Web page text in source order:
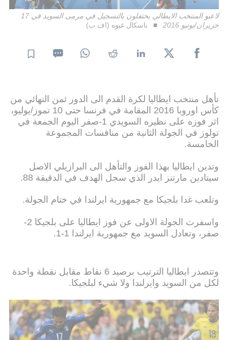
لاعبو المنتخب الايطالي يحتفلون بالتسجيل في مرمى السويد في 17
حزيران/يونيو 2016
باسكال غيوه (اف ب)
تأهل منتخب ايطاليا لكرة القدم الى الدور ثمن النهائي من
كأس اوروبا 2016 المقامة في فرنسا حتى 10 تموز/يوليو،
اثر فوزه على نظيره السويدي 1-صفر اليوم الجمعة في
تولوز في الجولة الثانية من منافسات المجموعة
الخامسة.
وتدين ايطاليا بهذا الفوز والتأهل الى البرازيلي الاصل
سيتادين مارتنز ايدر الذي سجل الهدف في الدقيقة 88.
وتلعب غدا بلجيكا مع جمهورية ايرلندا في ختام الجولة.
واسفرت الجولة الاولى عن فوز ايطاليا على بلجيكا 2-
صفر، وتعادل السويد مع جمهورية ايرلندا 1-1.
وتتصدر ايطاليا الترتيب برصيد 6 نقاط مقابل نقطة واحدة
لكل من السويد وايرلندا ولا شيء لبلجيكا.